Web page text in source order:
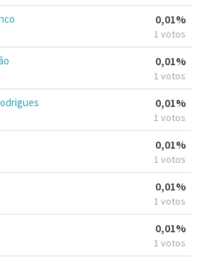
0,01%
1 votos
0,01%
1 votos
0,01%
1 votos
0,01%
1 votos
0,01%
1 votos
0,01%
1 votos